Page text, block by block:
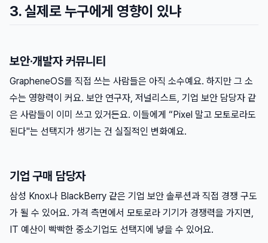
3. 실제로 누구에게 영향이 있냐
보안·개발자 커뮤니티
GrapheneOS를 직접 쓰는 사람들은 아직 소수예요. 하지만 그 소
수는 영향력이 커요. 보안 연구자, 저널리스트, 기업 보안 담당자 같
은 사람들이 이미 쓰고 있거든요. 이들에게 “Pixel 말고 모토로라도
된다"는 선택지가 생기는 건 실질적인 변화예요.
기업 구매 담당자
삼성 Knox나 BlackBerry 같은 기업 보안 솔루션과 직접 경쟁 구도
가 될 수 있어요. 가격 측면에서 모토로라 기기가 경쟁력을 가지면,
IT 예산이 빡빡한 중소기업도 선택지에 넣을 수 있어요.